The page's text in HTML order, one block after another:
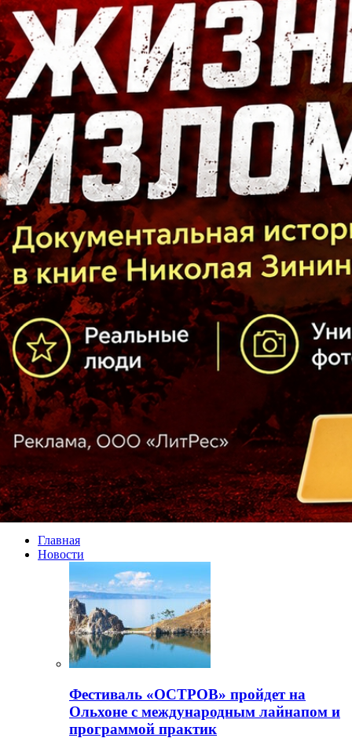
Главная
Новости
Фестиваль «ОСТРОВ» пройдет на
Ольхоне с международным лайнапом и
программой практик